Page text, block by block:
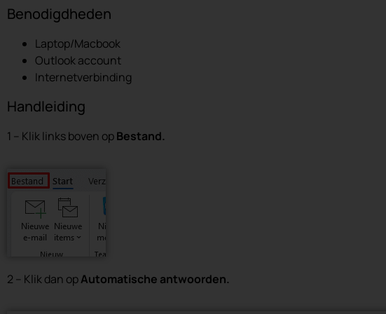
Benodigdheden
Laptop/Macbook
Outlook account
Internetverbinding
Handleiding
1 – Klik links boven opBestand.
2 – Klik dan opAutomatische antwoorden.